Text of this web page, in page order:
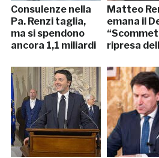
Consulenze nella
Pa. Renzi taglia,
ma si spendono
ancora 1,1 miliardi
Matteo
emana il
ripresa